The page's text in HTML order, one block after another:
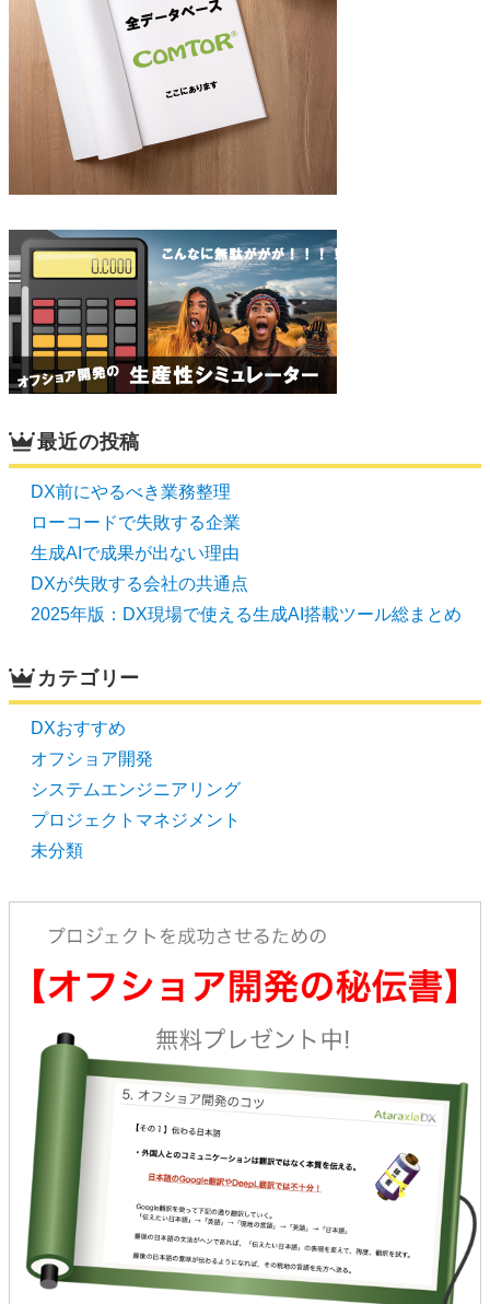
最近の投稿
DX前にやるべき業務整理
ローコードで失敗する企業
生成AIで成果が出ない理由
DXが失敗する会社の共通点
2025年版：DX現場で使える生成AI搭載ツール総まとめ
カテゴリー
DXおすすめ
オフショア開発
システムエンジニアリング
プロジェクトマネジメント
未分類